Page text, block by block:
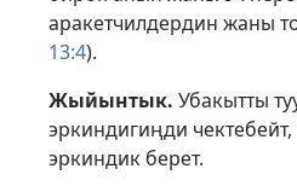
аракетчилдердин жаны
13:4).
Жыйынтык. Убакытты
эркиндигиңди чектебейт,
эркиндик берет.